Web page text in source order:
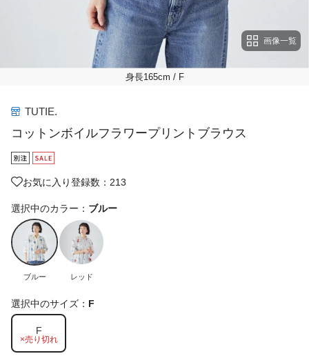
画像一覧
身長165cm / F
TUTIE.
コットンボイルフラワープリントブラウス
お気に入り登録数：213
選択中のカラー： ブルー
ブルー レッド
選択中のサイズ： F
F
×売り切れ